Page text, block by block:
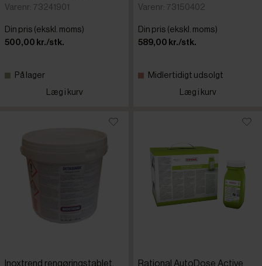
Varenr: 73241901
Din pris (ekskl. moms)
500,00 kr./stk.
På lager
Læg i kurv
Varenr: 73150402
Din pris (ekskl. moms)
589,00 kr./stk.
Midlertidigt udsolgt
Læg i kurv
Inoxtrend rengøringstablet,
Rational AutoDose Active